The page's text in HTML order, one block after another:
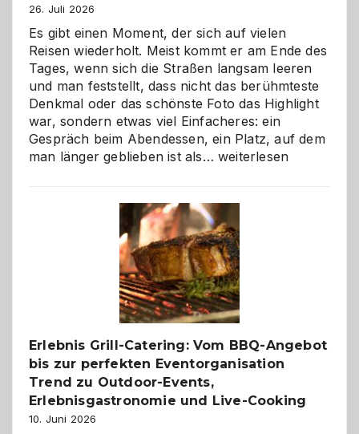
26. Juli 2026
Es gibt einen Moment, der sich auf vielen
Reisen wiederholt. Meist kommt er am Ende des
Tages, wenn sich die Straßen langsam leeren
und man feststellt, dass nicht das berühmteste
Denkmal oder das schönste Foto das Highlight
war, sondern etwas viel Einfacheres: ein
Gespräch beim Abendessen, ein Platz, auf dem
man länger geblieben ist als… Als
–
die
Gelegenheit,
neue
Reiseziele
zu
entdecken
weiterlesen
Erlebnis Grill-Catering: Vom BBQ-Angebot
bis zur perfekten Eventorganisation
Trend zu Outdoor-Events,
Erlebnisgastronomie und Live-Cooking
10. Juni 2026